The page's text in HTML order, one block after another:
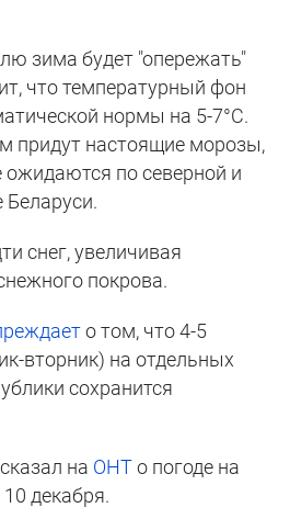
зима будет "опережать"
что температурный фон
нормы на 5-7°C.
придут настоящие морозы,
по северной и
Беларуси.
снег, увеличивая
покрова.
о том, что 4-5
вторник) на отдельных
сохранится
на ОНТо погоде на
декабря.